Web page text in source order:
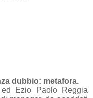
dubbio: metafora.
Ezio Paolo Reggia